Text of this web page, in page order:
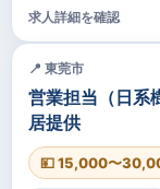
求人詳細を確認
📍 東莞市
営業担当（日
居提供
💴 15,000〜